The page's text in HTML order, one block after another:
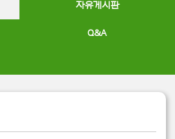
자유게시판
Q&A